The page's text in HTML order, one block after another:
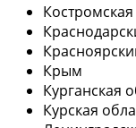
Крым
Курганская
Курская